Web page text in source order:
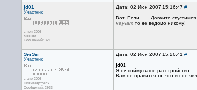
jd01
Участник
с ноя 2006
Москва
Сообщений: 321
Дата: 02 Июн 2007 15:16:47 #
Вот! Если....... Даваите
научатто не ведомо никому!
ЗигЗаг
Участник
с апр 2006
Нижневартовск
Сообщений: 2933
Дата: 02 Июн 2007 15:26:41 #
jd01
Я не пойму ваше расстройство.
Вам не нравится то, что вы не